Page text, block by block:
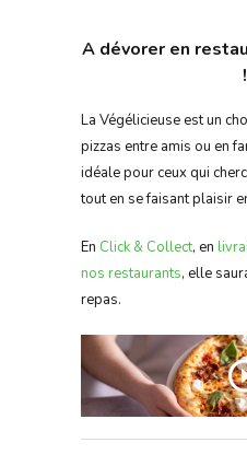
A dévorer en
!
La Végélicieuse est un
pizzas entre amis ou en
idéale pour ceux qui
tout en se faisant plaisir
En Click & Collect, en
nos restaurants, elle
repas.